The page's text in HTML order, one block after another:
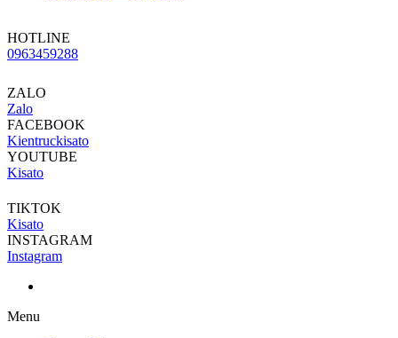
HOTLINE
0963459288
ZALO
Zalo
FACEBOOK
Kientruckisato
YOUTUBE
Kisato
TIKTOK
Kisato
INSTAGRAM
Instagram
Menu